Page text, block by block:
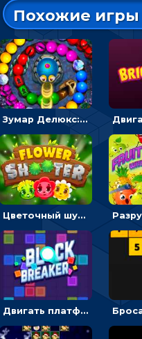
Похожие игры
Зумар Делюкс: бросай шарики с черепашкой, чтобы остановить очередь
Цветочный шутер: стрелять пчелками по цветам
Двигать платформу и отбивать мячики или ловить бонусы